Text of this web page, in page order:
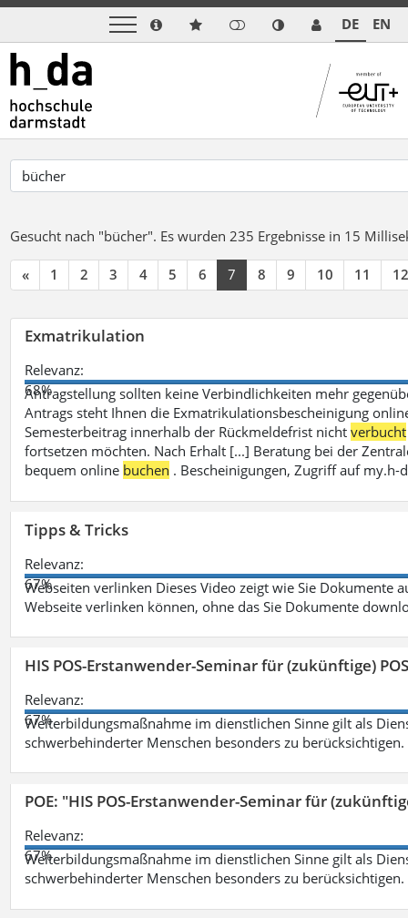
DE EN
Gesucht nach "bücher". Es wurden 235 Ergebnisse in 15
« 1 2 3 4 5 6 7 8 9 10 11 12
Exmatrikulation
Relevanz:
68%
Antragstellung sollten keine Verbindlichkeiten mehr
Antrags steht Ihnen die Exmatrikulationsbescheinigung
Semesterbeitrag innerhalb der Rückmeldefrist nichtverbucht
fortsetzen möchten. Nach Erhalt [...] Beratung bei der
bequem online buchen . Bescheinigungen, Zugriff auf
Tipps & Tricks
Relevanz:
67%
Webseiten verlinken Dieses Video zeigt wie Sie Dokumente
Webseite verlinken können, ohne das Sie Dokumente
HIS POS-Erstanwender-Seminar für (zukünftige)
Relevanz:
67%
Weiterbildungsmaßnahme im dienstlichen Sinne gilt als
schwerbehinderter Menschen besonders zu berücksichtigen.
POE: "HIS POS-Erstanwender-Seminar für
Relevanz:
67%
Weiterbildungsmaßnahme im dienstlichen Sinne gilt als
schwerbehinderter Menschen besonders zu berücksichtigen.